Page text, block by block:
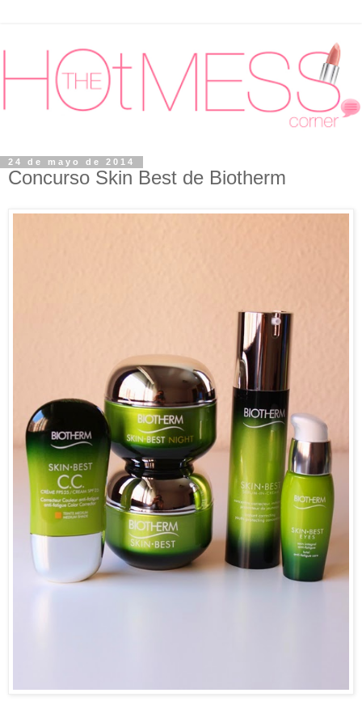
24 de mayo de 2014
Concurso Skin Best de Biotherm